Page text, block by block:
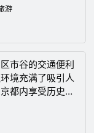
吧！
游
市谷的交通便利
境充满了吸引人
都内享受历史绝
气景点GO！